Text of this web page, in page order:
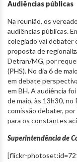
Audiências públicas
Na reunião, os
audiências públicas.
colegiado vai debater
proposta de
Detran/MG, por
(PHS). No dia 6 de
em debate
em BH. A audiência
de maio, às 13h30, no
comissão debater,
para os constantes
Superintendência de
[flickr-